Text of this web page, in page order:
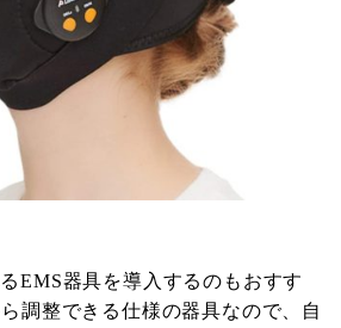
EMS器具を導入するのもおすす
調整できる仕様の器具なので、自